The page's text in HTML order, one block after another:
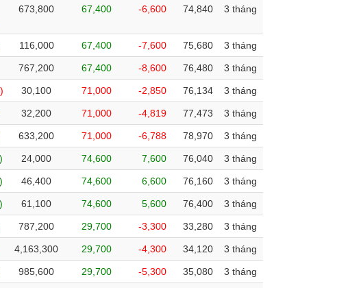
673,800 67,400 -6,600 74,840 3 tháng
116,000 67,400 -7,600 75,680 3 tháng
767,200 67,400 -8,600 76,480 3 tháng
30,100 71,000 -2,850 76,134 3 tháng
32,200 71,000 -4,819 77,473 3 tháng
633,200 71,000 -6,788 78,970 3 tháng
24,000 74,600 7,600 76,040 3 tháng
46,400 74,600 6,600 76,160 3 tháng
61,100 74,600 5,600 76,400 3 tháng
787,200 29,700 -3,300 33,280 3 tháng
4,163,300 29,700 -4,300 34,120 3 tháng
985,600 29,700 -5,300 35,080 3 tháng